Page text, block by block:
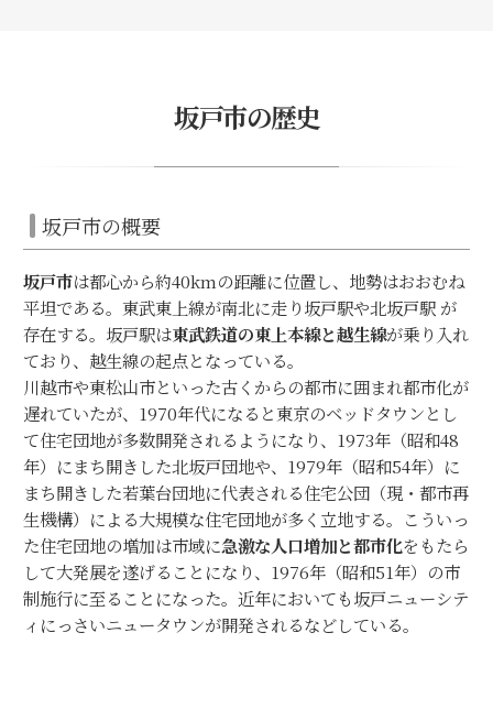
坂戸市の歴史
坂戸市の概要
坂戸市は都心から約40kmの距離に位置し、地勢はおおむね
平坦である。東武東上線が南北に走り坂戸駅や北坂戸駅 が
存在する。坂戸駅は東武鉄道の東上本線と越生線が乗り入れ
ており、越生線の起点となっている。
川越市や東松山市といった古くからの都市に囲まれ都市化が
遅れていたが、1970年代になると東京のベッドタウンとし
て住宅団地が多数開発されるようになり、1973年（昭和48
年）にまち開きした北坂戸団地や、1979年（昭和54年）に
まち開きした若葉台団地に代表される住宅公団（現・都市再
生機構）による大規模な住宅団地が多く立地する。こういっ
た住宅団地の増加は市域に急激な人口増加と都市化をもたら
して大発展を遂げることになり、1976年（昭和51年）の市
制施行に至ることになった。近年においても坂戸ニューシテ
ィにっさいニュータウンが開発されるなどしている。